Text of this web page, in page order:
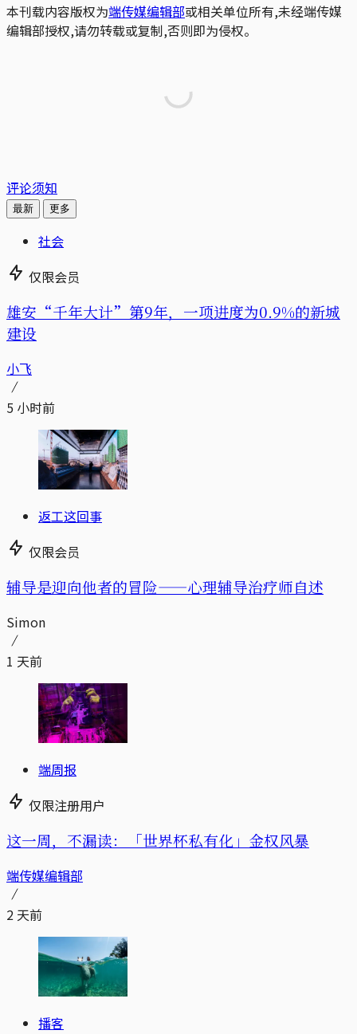
本刊载内容版权为端传媒编辑部或相关单位所有,未经端传媒
编辑部授权,请勿转载或复制,否则即为侵权。
评论须知
最新 更多
社会
仅限会员
雄安“千年大计”第9年，一项进度为0.9%的新城
建设
小飞
5 小时前
返工这回事
仅限会员
辅导是迎向他者的冒险——心理辅导治疗师自述
Simon
1 天前
端周报
仅限注册用户
这一周，不漏读：「世界杯私有化」金权风暴
端传媒编辑部
2 天前
播客